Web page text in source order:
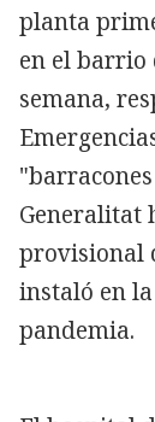
planta
en el barrio
semana,
Generalitat
provisional
instaló en
pandemia.